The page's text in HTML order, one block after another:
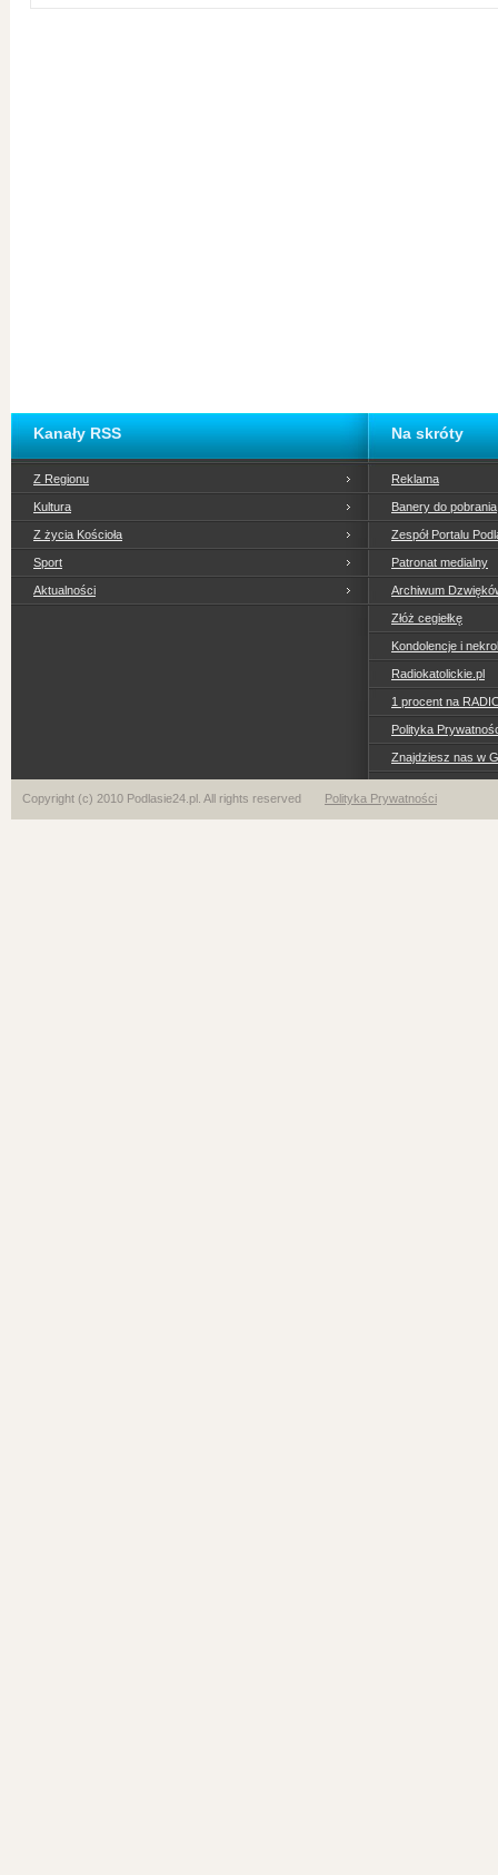
Kanały RSS
Z Regionu
Kultura
Z życia Kościoła
Sport
Aktualności
Na skróty
Reklama
Banery do pobrania
Zespół Portalu
Patronat medialny
Archiwum
Złóż cegiełkę
Kondolencje i
Radiokatolickie.pl
1 procent na
Polityka
Znajdziesz nas w
Copyright (c) 2010 Podlasie24.pl. All rights reserved Polityka Prywatności